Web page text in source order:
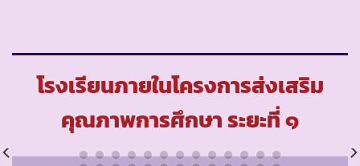
โรงเรียนภายในโครงการส่งเสริม
คุณภาพการศึกษา ระยะที่ ๑